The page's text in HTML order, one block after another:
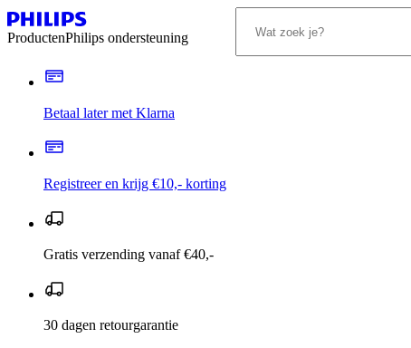
ProductenPhilips ondersteuning
Betaal later met Klarna
Registreer en krijg €10,- korting
Gratis verzending vanaf €40,-
30 dagen retourgarantie